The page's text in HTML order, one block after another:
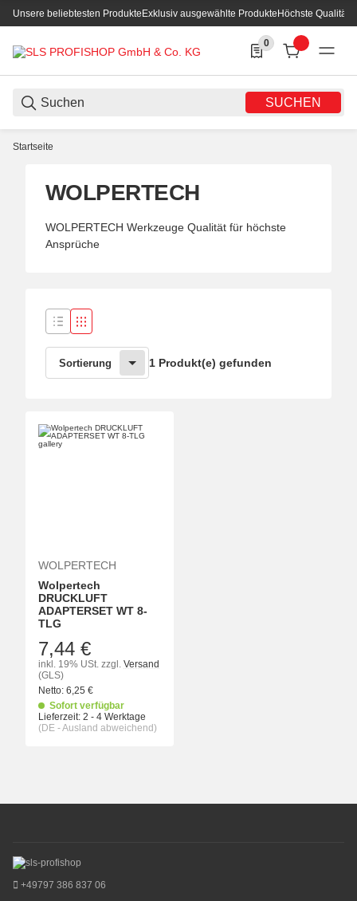
Unsere beliebtesten ProdukteExklusiv ausgewählte ProdukteHöchste Qualität
SUCHEN
0
0 Produkte in der
Startseite
WOLPERTECH
WOLPERTECH Werkzeuge Qualität für höchste
Ansprüche
Sortierung 1 Produkt(e) gefunden
WOLPERTECH
Wolpertech
DRUCKLUFT
ADAPTERSET WT 8-
TLG
7,44 €
inkl. 19% USt. zzgl. Versand
(GLS)
Netto: 6,25 €
Sofort verfügbar
Lieferzeit: 2 - 4 Werktage
(DE - Ausland abweichend)
+49797 386 837 06